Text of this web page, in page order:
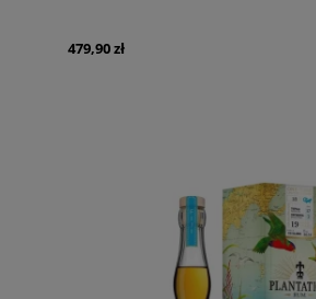
479,90 zł